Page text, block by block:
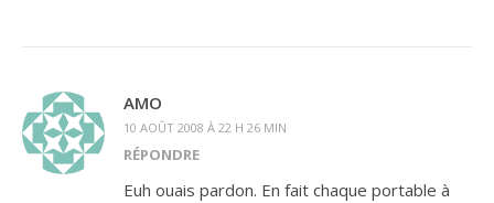
AMO
10 AOÛT 2008 À 22 H 26 MIN
RÉPONDRE
Euh ouais pardon. En fait chaque portable à